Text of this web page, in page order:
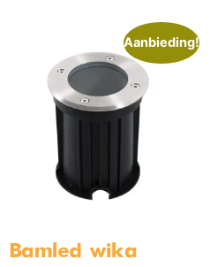
Aanbieding!
Bamled wika